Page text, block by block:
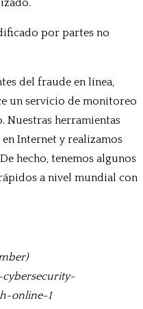
por partes no
del fraude en línea,
un servicio de monitoreo
herramientas
Internet y realizamos
hecho, tenemos algunos
a nivel mundial con
online-1